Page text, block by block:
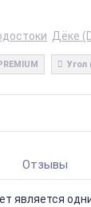
Дёке
Угол
Отзывы
является